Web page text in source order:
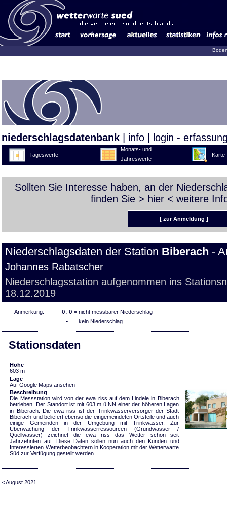
niederschlagsdatenbank info login -
Tageswerte
Monats- und
Jahreswerte
Karte
Sollten Sie Interesse haben, an der
finden Sie > hier < weitere
[ zur Anmeldung ]
Niederschlagsdaten der Station Biberach -
Johannes Rabatscher
Niederschlagsstation aufgenommen ins
18.12.2019
Anmerkung: 0,0 = nicht messbarer Niederschlag
- = kein Niederschlag
Stationsdaten
Höhe
603 m
Lage
Auf Google Maps ansehen
Beschreibung
Die Messstation wird von der ewa riss auf dem Lindele in Biberach
betrieben. Der Standort ist mit 603 m ü.NN einer der höheren Lagen
in Biberach. Die ewa riss ist der Trinkwasserversorger der Stadt
Biberach und beliefert ebenso die eingemeindeten Ortsteile und auch
einige Gemeinden in der Umgebung mit Trinkwasser. Zur
Überwachung der Trinkwasserressourcen (Grundwasser /
Quellwasser) zeichnet die ewa riss das Wetter schon seit
Jahrzehnten auf. Diese Daten sollen nun auch den Kunden und
Interessierten Wetterbeobachtern in Kooperation mit der Wetterwarte
Süd zur Verfügung gestellt werden.
< August 2021